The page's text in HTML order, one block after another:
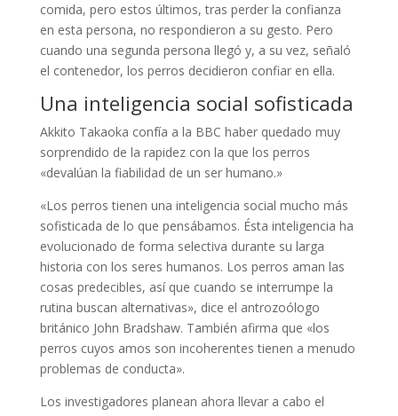
comida, pero estos últimos, tras perder la confianza
en esta persona, no respondieron a su gesto. Pero
cuando una segunda persona llegó y, a su vez, señaló
el contenedor, los perros decidieron confiar en ella.
Una inteligencia social sofisticada
Akkito Takaoka confía a la BBC haber quedado muy
sorprendido de la rapidez con la que los perros
«devalúan la fiabilidad de un ser humano.»
«Los perros tienen una inteligencia social mucho más
sofisticada de lo que pensábamos. Ésta inteligencia ha
evolucionado de forma selectiva durante su larga
historia con los seres humanos. Los perros aman las
cosas predecibles, así que cuando se interrumpe la
rutina buscan alternativas», dice el antrozoólogo
británico John Bradshaw. También afirma que «los
perros cuyos amos son incoherentes tienen a menudo
problemas de conducta».
Los investigadores planean ahora llevar a cabo el